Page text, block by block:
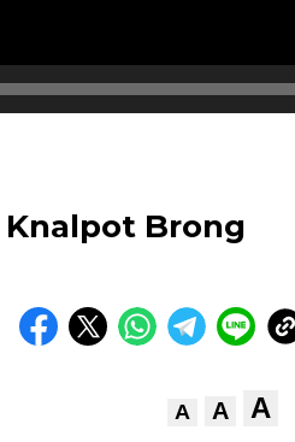
Knalpot Brong
A A A